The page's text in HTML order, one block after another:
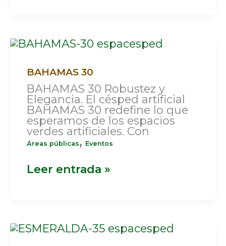
BAHAMAS 30
BAHAMAS 30 Robustez y
Elegancia. El césped artificial
BAHAMAS 30 redefine lo que
esperamos de los espacios
verdes artificiales. Con
Áreas públicas, Eventos
BAHAMAS
Leer entrada »
ESMERALDA